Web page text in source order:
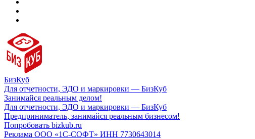
БизКуб
Для отчетности, ЭДО и маркировки — БизКуб
Занимайся реальным делом!
Для отчетности, ЭДО и маркировки — БизКуб
Предприниматель, занимайся реальным бизнесом!
Попробовать bizkub.ru
Реклама ООО «1С-СОФТ» ИНН 7730643014